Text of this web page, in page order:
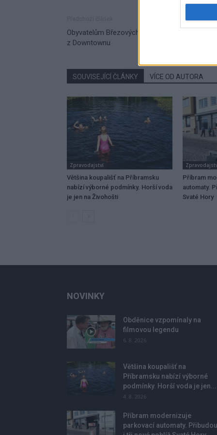
Obyvatelům Březových Hor vadí tramvaje
z Downtownu
SOUVISEJÍCÍ ČLÁNKY VÍCE OD AUTORA
Zpravodajství
Většina koupališť na Příbramsku
nabízí výborné podmínky. Horší voda
je jen na Živohošti
Příbram
automaty.
Svaté Hory
NOVINKY
Obděnice vzpomínaly na
filmovou legendu
6. 8. 2026
Většina koupališť na
Příbramsku nabízí výborné
podmínky. Horší voda je jen...
4. 8. 2026
Příbram modernizuje
parkovací automaty. Přibudou